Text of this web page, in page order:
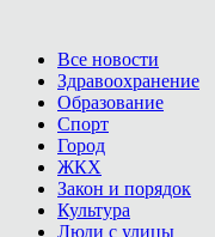
Все новости
Здравоохранение
Образование
Спорт
Город
ЖКХ
Закон и порядок
Культура
Люди с улицы